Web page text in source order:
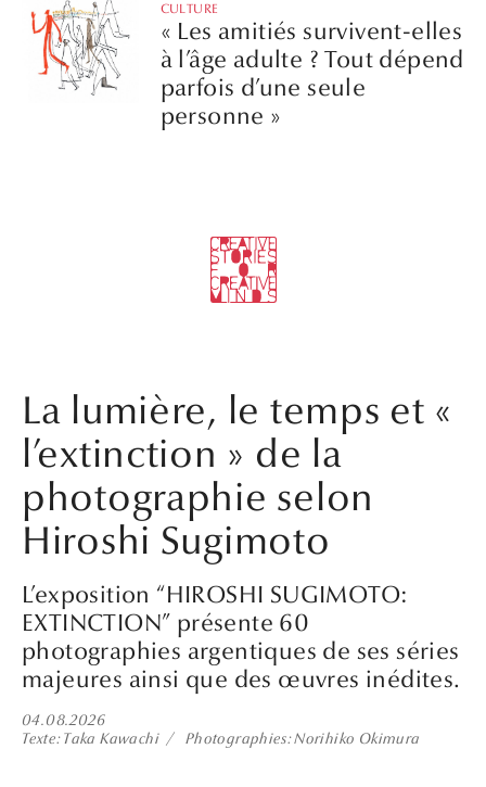
CULTURE
« Les amitiés survivent-elles
à l’âge adulte ? Tout dépend
parfois d’une seule
personne »
La lumière, le temps et «
l’extinction » de la
photographie selon
Hiroshi Sugimoto
L’exposition “HIROSHI SUGIMOTO:
EXTINCTION” présente 60
photographies argentiques de ses séries
majeures ainsi que des œuvres inédites.
04.08.2026
Texte Taka Kawachi Photographies Norihiko Okimura